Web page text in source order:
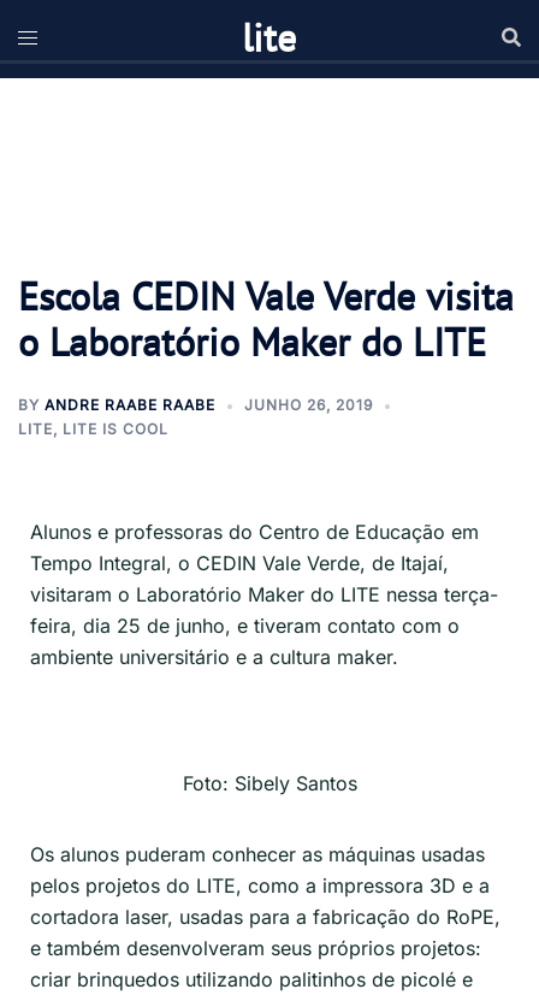
lite
Escola CEDIN Vale Verde visita
o Laboratório Maker do LITE
BY ANDRE RAABE RAABE
JUNHO 26, 2019
LITE, LITE IS COOL
Alunos e professoras do Centro de Educação em
Tempo Integral, o CEDIN Vale Verde, de Itajaí,
visitaram o Laboratório Maker do LITE nessa terça-
feira, dia 25 de junho, e tiveram contato com o
ambiente universitário e a cultura maker.
Foto: Sibely Santos
Os alunos puderam conhecer as máquinas usadas
pelos projetos do LITE, como a impressora 3D e a
cortadora laser, usadas para a fabricação do RoPE,
e também desenvolveram seus próprios projetos:
criar brinquedos utilizando palitinhos de picolé e